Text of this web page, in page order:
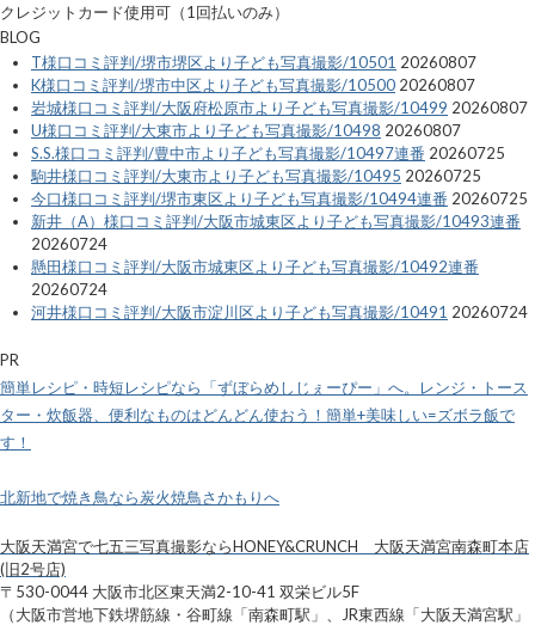
クレジットカード使用可（1回払いのみ）
BLOG
T様口コミ評判/堺市堺区より子ども写真撮影/10501 20260807
K様口コミ評判/堺市中区より子ども写真撮影/10500 20260807
岩城様口コミ評判/大阪府松原市より子ども写真撮影/10499 20260807
U様口コミ評判/大東市より子ども写真撮影/10498 20260807
S.S.様口コミ評判/豊中市より子ども写真撮影/10497連番 20260725
駒井様口コミ評判/大東市より子ども写真撮影/10495 20260725
今口様口コミ評判/堺市東区より子ども写真撮影/10494連番 20260725
新井（A）様口コミ評判/大阪市城東区より子ども写真撮影/10493連番
20260724
懸田様口コミ評判/大阪市城東区より子ども写真撮影/10492連番
20260724
河井様口コミ評判/大阪市淀川区より子ども写真撮影/10491 20260724
PR
簡単レシピ・時短レシピなら「ずぼらめしじぇーぴー」へ。レンジ・トース
ター・炊飯器、便利なものはどんどん使おう！簡単+美味しい=ズボラ飯で
す！
北新地で焼き鳥なら炭火焼鳥さかもりへ
大阪天満宮で七五三写真撮影ならHONEY&CRUNCH 大阪天満宮南森町本店
(旧2号店)
〒530-0044 大阪市北区東天満2-10-41 双栄ビル5F
（大阪市営地下鉄堺筋線・谷町線「南森町駅」、JR東西線「大阪天満宮駅」